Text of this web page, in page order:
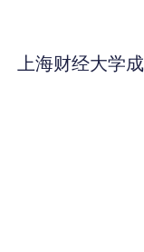
上海财经大学